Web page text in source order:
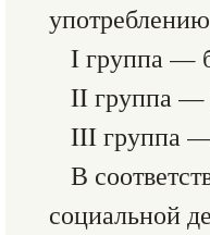
I группа —
II группа —
III группа
В
социальной